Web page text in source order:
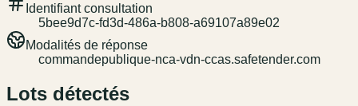
Identifiant consultation
5bee9d7c-fd3d-486a-b808-a69107a89e02
Modalités de réponse
commandepublique-nca-vdn-ccas.safetender.com
Lots détectés